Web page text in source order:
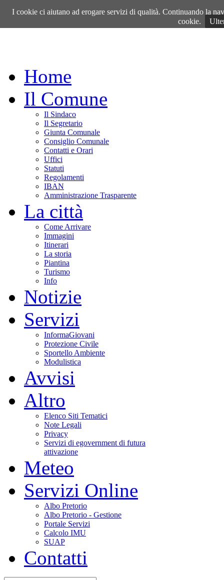
Giovedì, 06 Agosto 2026
Home
Il Comune
Il Sindaco
Il Segretario
Giunta Comunale
Consiglio Comunale
Contatti e Orari
Uffici
Statuti
Regolamenti
IBAN
Amministrazione Trasparente
La città
Come Arrivare
Immagini
Itinerari
La storia
Piantina
Turismo
Info
Notizie
Servizi
InformaGiovani
Protezione Civile
Sportello Ambiente
Modulistica
Avvisi
Altro
Elenco Siti Tematici
Note Legali
Privacy
Servizi di egovernment di futura
attivazione
Meteo
Servizi Online
Albo Pretorio
Albo Pretorio - Gestione
Portale Servizi
Calcolo IMU
SUAP
Contatti
I cookie ci aiutano ad erogare servizi di qualità. Continuando la
cookie.